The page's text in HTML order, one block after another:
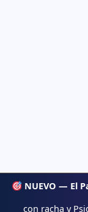
NUEVO — El
con racha y